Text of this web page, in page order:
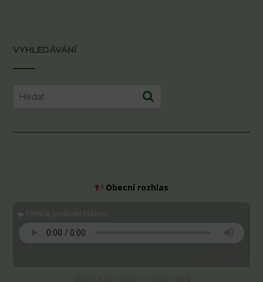
VYHLEDÁVÁNÍ
Obecní rozhlas
▶ Přehrát poslední hlášení: